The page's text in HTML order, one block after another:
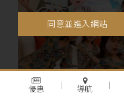
同意並進入網站
優惠 導航